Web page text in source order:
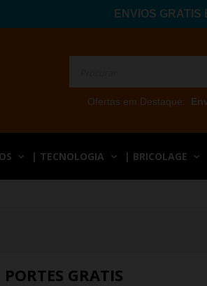
ENVIOS GRATIS
Ofertas em Destaque:
| TECNOLOGIA | BRICOLAGE
PORTES GRATIS